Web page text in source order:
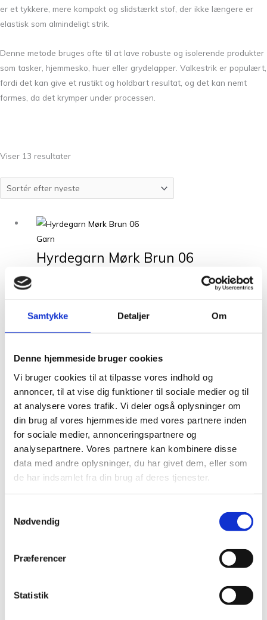
Samtykke Detaljer Om
Denne hjemmeside bruger cookies
Vi bruger cookies til at tilpasse vores indhold og
annoncer, til at vise dig funktioner til sociale medier og til
at analysere vores trafik. Vi deler også oplysninger om
din brug af vores hjemmeside med vores partnere inden
for sociale medier, annonceringspartnere og
analysepartnere. Vores partnere kan kombinere disse
data med andre oplysninger, du har givet dem, eller som
de har indsamlet fra din brug af deres tjenester.
Nødvendig
Præferencer
Statistik
er et tykkere, mere kompakt og slidstærkt stof, der ikke længere er
elastisk som almindeligt strik.
Denne metode bruges ofte til at lave robuste og isolerende produkter
som tasker, hjemmesko, huer eller grydelapper. Valkestrik er populært,
fordi det kan give et rustikt og holdbart resultat, og det kan nemt
formes, da det krymper under processen.
Viser 13 resultater
Garn
Hyrdegarn Mørk Brun 06
Hyrdegarn Camel 14
Udsolgt
Garn
Hyrdegarn Sand 13
kr.115,00
Læs mere
Udsolgt
Garn
Hyrdegarn Æblegrøn 12
Garn
kr.115,00
Garn